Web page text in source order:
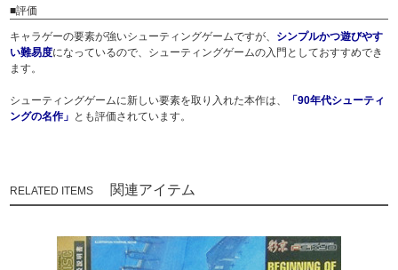
■評価
キャラゲーの要素が強いシューティングゲームですが、 シンプルかつ遊びやす
い難易度になっているので、シューティングゲームの入門としておすすめでき
ます。
シューティングゲームに新しい要素を取り入れた本作は、
「90年代シューティ
ングの名作」 とも評価されています。
関連アイテム